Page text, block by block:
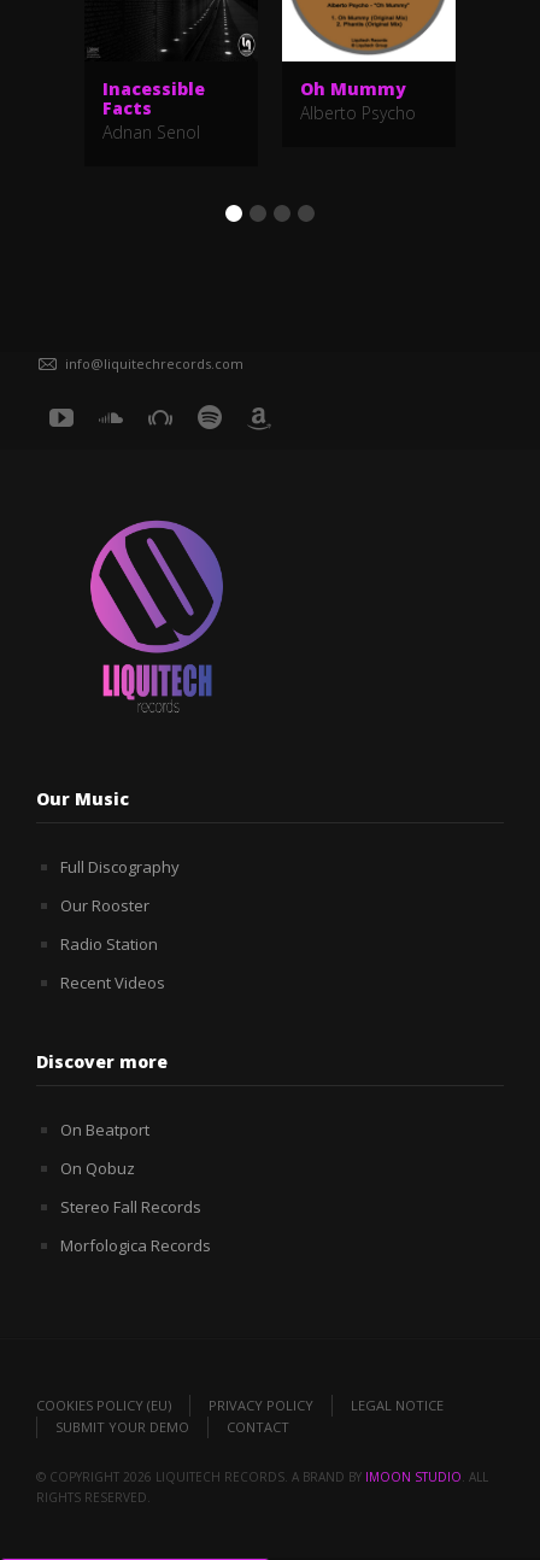
Inacessible
Facts
Adnan Senol
Oh Mummy
Alberto Psycho
info@liquitechrecords.com
Our Music
Full Discography
Our Rooster
Radio Station
Recent Videos
Discover more
On Beatport
On Qobuz
Stereo Fall Records
Morfologica Records
COOKIES POLICY (EU) PRIVACY POLICY
LEGAL NOTICE
SUBMIT YOUR DEMO
CONTACT
© COPYRIGHT 2026 LIQUITECH RECORDS. A BRAND BY IMOON STUDIO . ALL
RIGHTS RESERVED.